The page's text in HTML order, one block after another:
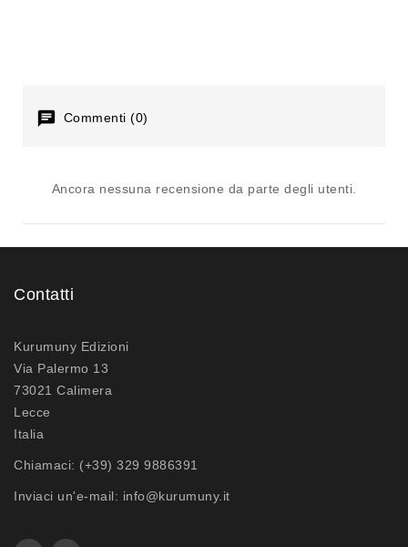
Commenti (0)
Ancora nessuna recensione da parte degli utenti.
Contatti
Kurumuny Edizioni
Via Palermo 13
73021 Calimera
Lecce
Italia
Chiamaci: (+39) 329 9886391
Inviaci un'e-mail: info@kurumuny.it